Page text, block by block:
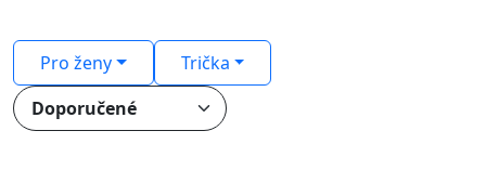
Pro ženy Trička